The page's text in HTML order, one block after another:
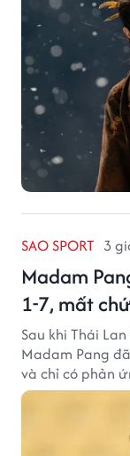
SAO SPORT 3
Madam
1-7, mất
Sau khi Thái
Madam Pang
và chỉ có phản